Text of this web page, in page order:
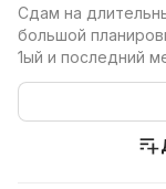
Сдам на длительный
большой
1ый и последний